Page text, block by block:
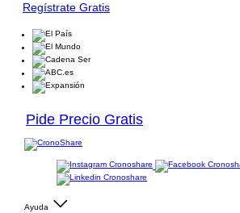
Regístrate Gratis
Pide Precio Gratis
Ayuda